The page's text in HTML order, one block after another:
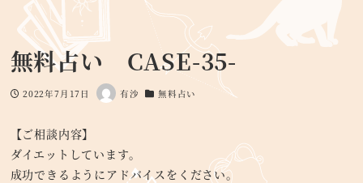
無料占い CASE-35-
投稿日
2022年7月17日
著
有沙
カテゴリー
無料占い
【ご相談内容】
ダイエットしています。
成功できるようにアドバイスをください。